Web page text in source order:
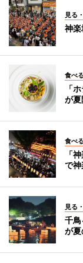
見る
神
食べる
「
が
食べる
「
で神
見る
千
が夏